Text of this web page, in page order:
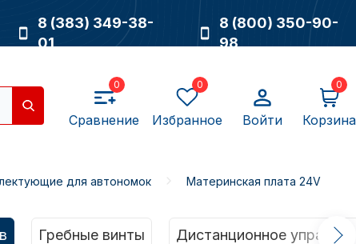
8 (383) 349-38-
01
8 (800) 350-90-
98
0
Сравнение
0
Избранное Войти
0
Корзина
для автономок Материнская плата 24V
Гребные винты Дистанционное